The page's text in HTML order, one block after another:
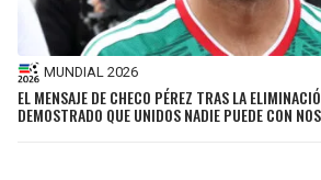
MUNDIAL 2026
EL MENSAJE DE CHECO PÉREZ TRAS LA
DEMOSTRADO QUE UNIDOS NADIE PUEDE CON